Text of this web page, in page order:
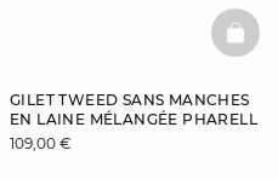
GILET TWEED SANS MANCHES
EN LAINE MÉLANGÉE PHARELL
109,00 €